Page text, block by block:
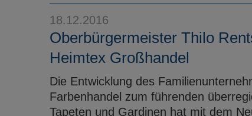
18.12.2016
Oberbürgermeister Thilo
Heimtex Großhandel
Die Entwicklung des
Farbenhandel zum führenden
Tapeten und Gardinen hat mit dem